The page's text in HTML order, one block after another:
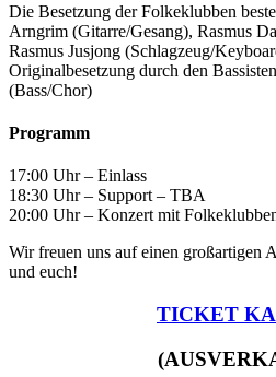
Die Besetzung der Folkeklubben
Arngrim (Gitarre/Gesang), Rasmus
Rasmus Jusjong (Schlagzeug/
Originalbesetzung durch den
(Bass/Chor)
Programm
17:00 Uhr – Einlass
18:30 Uhr – Support – TBA
20:00 Uhr – Konzert mit
Wir freuen uns auf einen großartigen
und euch!
TICKET